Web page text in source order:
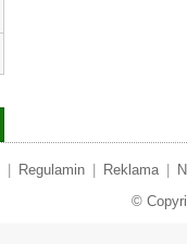
Regulamin Reklama
©